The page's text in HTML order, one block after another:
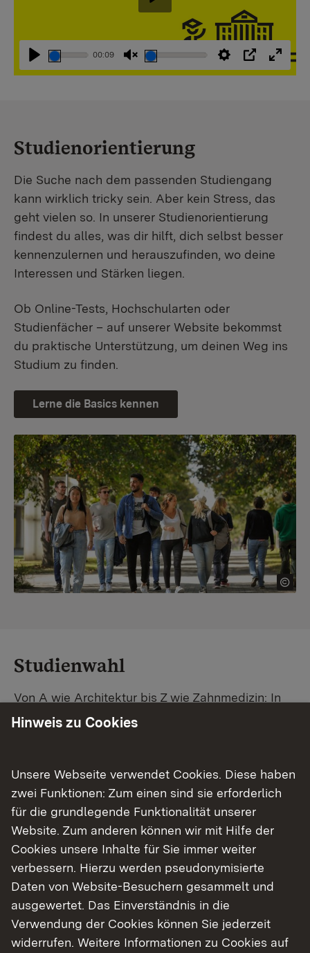
Abspielen
00:09
StummschaltungEinstellungen
PIP
Abspielen
Studienorientierung
Die Suche nach dem passenden Studiengang
kann wirklich tricky sein. Aber kein Stress, das
geht vielen so. In unserer Studienorientierung
findest du alles, was dir hilft, dich selbst besser
kennenzulernen und herauszufinden, wo deine
Interessen und Stärken liegen.
Ob Online-Tests, Hochschularten oder
Studienfächer – auf unserer Website bekommst
du praktische Unterstützung, um deinen Weg ins
Studium zu finden.
Lerne die Basics kennen
Studienwahl
Von A wie Architektur bis Z wie Zahnmedizin: In
Baden-Württemberg warten unzählige
Studiengangsuche schnell den passenden
Studienplatz. Außerdem gibt's eine Schritt-für-
Schritt-Anleitung zu deinem Traum-Studium.
Finde dein Studium in Baden-Württemberg
Hinweis zu Cookies
Unsere Webseite verwendet Cookies. Diese haben
zwei Funktionen: Zum einen sind sie erforderlich
für die grundlegende Funktionalität unserer
Website. Zum anderen können wir mit Hilfe der
Cookies unsere Inhalte für Sie immer weiter
verbessern. Hierzu werden pseudonymisierte
Daten von Website-Besuchern gesammelt und
ausgewertet. Das Einverständnis in die
Verwendung der Cookies können Sie jederzeit
widerrufen. Weitere Informationen zu Cookies auf